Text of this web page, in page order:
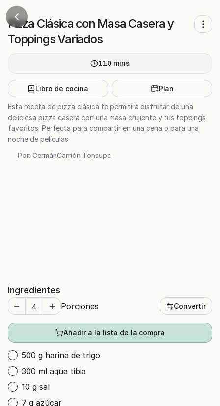
Pizza Clásica con Masa Casera y
Toppings Variados
110 mins
Libro de cocina Plan
Esta receta de pizza clásica te permitirá disfrutar de una
deliciosa pizza casera con una masa crujiente y tus toppings
favoritos. Perfecta para compartir en una cena o para una
noche de películas.
Por: GermánCarrión Tonsupa
Ingredientes
Porciones Convertir
Añadir a la lista de la compra
500 g harina de trigo
300 ml agua tibia
10 g sal
7 g azúcar